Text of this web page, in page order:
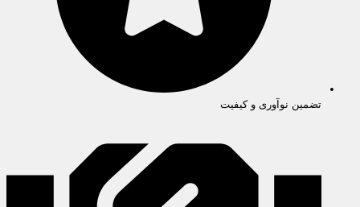
تضمین نوآوری و کیفیت